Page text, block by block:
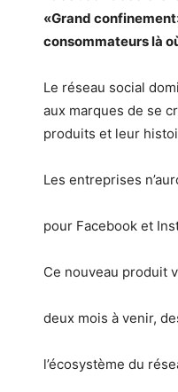
«Grand
consommateurs là
Le réseau social
aux marques de se
produits et leur
Les entreprises
pour Facebook et
Ce nouveau produit
deux mois à venir,
l’écosystème du